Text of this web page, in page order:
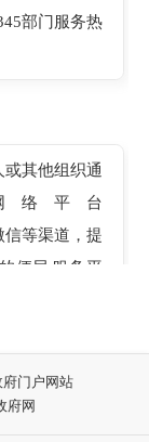
部门服务热
其他组织通
络平台
信等渠道，提
便民服务平
门户网站
府网